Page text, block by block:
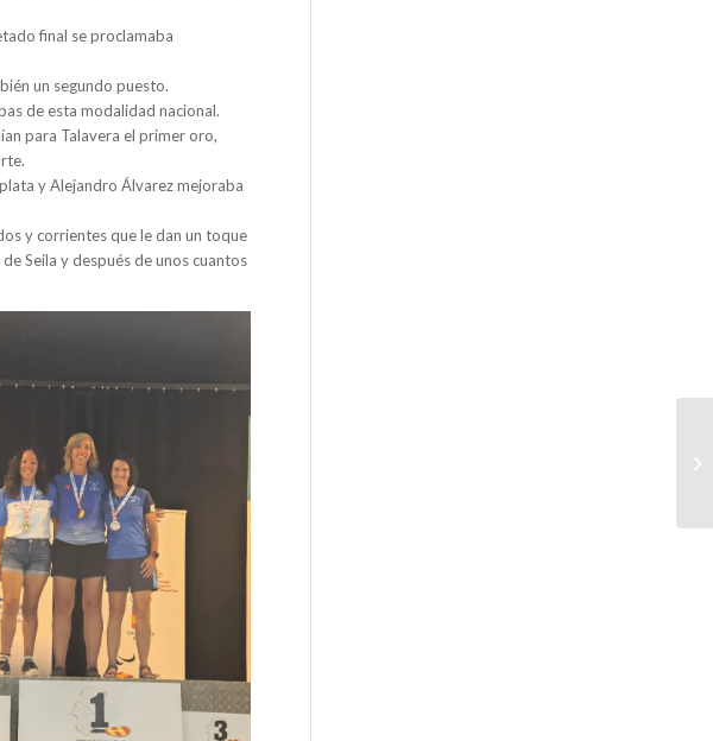
final se proclamaba
un segundo puesto.
de esta modalidad nacional.
para Talavera el primer oro,
y Alejandro Álvarez mejoraba
y corrientes que le dan un toque
Seila y después de unos cuantos